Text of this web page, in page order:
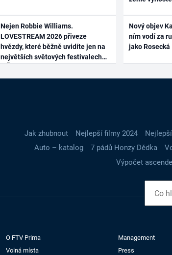
Nejen Robbie Williams.
LOVESTREAM 2026 přiveze
hvězdy, které běžně uvidíte jen na
největších světových festivalech
Nový objev
ním vodí za
jako Rosecká
Jak zhubnout Nejlepší filmy 2024
Auto – katalog
7 pádů Honzy Dědka
Výpočet
O FTV Prima
Management
Volná místa
Press